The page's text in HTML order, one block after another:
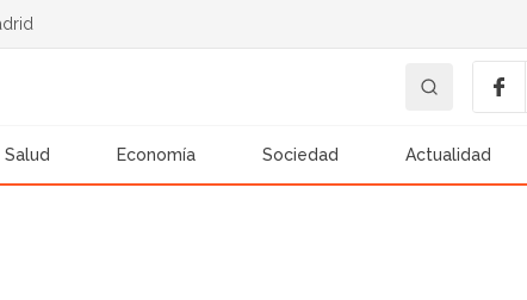
Salud Economía Sociedad Actualidad